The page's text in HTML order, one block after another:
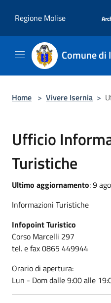
Regione Molise
Comune di
Home > Vivere Isernia >
Ufficio
Turistiche
Ultimo aggiornamento: 9
Informazioni Turistiche
Infopoint Turistico
Corso Marcelli 297
tel. e fax 0865 449944
Orario di apertura:
Lun - Dom dalle 9:00 alle